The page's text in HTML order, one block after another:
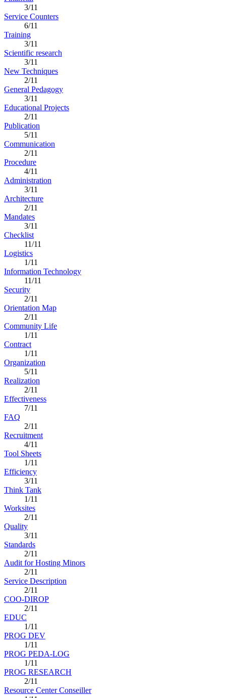
3/11
Service Counters
6/11
Training
3/11
Scientific research
3/11
New Techniques
2/11
General Pedagogy
3/11
Educational Projects
2/11
Publication
5/11
Communication
2/11
Procedure
4/11
Administration
3/11
Architecture
2/11
Mandates
3/11
Checklist
11/11
Logistics
1/11
Information Technology
11/11
Security
2/11
Orientation Map
2/11
Community Life
1/11
Contract
1/11
Organization
5/11
Realization
2/11
Effectiveness
7/11
FAQ
2/11
Recruitment
4/11
Tool Sheets
1/11
Efficiency
3/11
Think Tank
1/11
Worksites
2/11
Quality
3/11
Standards
2/11
Audit for Hosting Minors
2/11
Service Description
2/11
COO-DIROP
2/11
EDUC
1/11
PROG DEV
1/11
PROG PEDA-LOG
1/11
PROG RESEARCH
2/11
Resource Center Conseiller